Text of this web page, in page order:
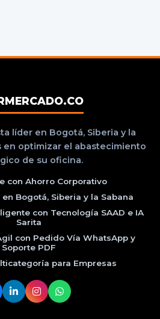
líder en Bogotá, Siberia y la
en optimizar el abastecimiento
de su oficina.
con Ahorro Corporativo
Bogotá, Siberia y la Sabana
con Tecnología SAAD e IA
Sarita
con Pedido Vía WhatsApp y
Soporte PDF
para Empresas